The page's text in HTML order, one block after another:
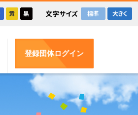
登録団体ログイン